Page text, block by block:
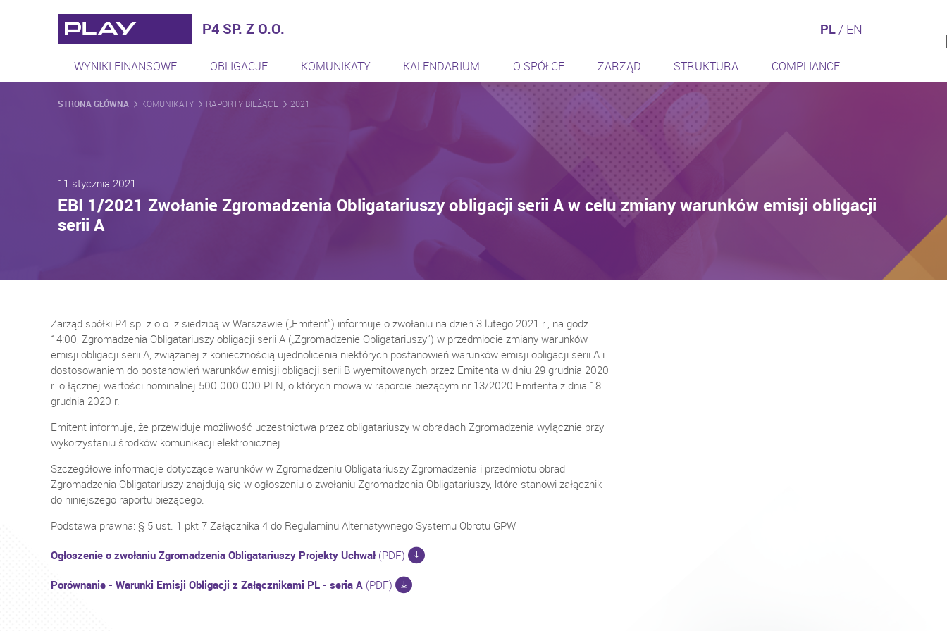
Play - Najszybciej rozwijająca się sieć
P4 SP. Z O.O. PL/ EN
WYNIKI FINANSOWE OBLIGACJE KOMUNIKATY KALENDARIUM O SPÓŁCE ZARZĄD STRUKTURA COMPLIANCE
STRONA GŁÓWNA KOMUNIKATY RAPORTY BIEŻĄCE 2021
11 stycznia 2021
EBI 1/2021 Zwołanie Zgromadzenia Obligatariuszy obligacji serii A w celu zmiany warunków emisji obligacji
serii A
Zarząd spółki P4 sp. z o.o. z siedzibą w Warszawie („Emitent”) informuje o zwołaniu na dzień 3 lutego 2021 r., na godz.
14:00, Zgromadzenia Obligatariuszy obligacji serii A („Zgromadzenie Obligatariuszy”) w przedmiocie zmiany warunków
emisji obligacji serii A, związanej z koniecznością ujednolicenia niektórych postanowień warunków emisji obligacji serii A i
dostosowaniem do postanowień warunków emisji obligacji serii B wyemitowanych przez Emitenta w dniu 29 grudnia 2020
r. o łącznej wartości nominalnej 500.000.000 PLN, o których mowa w raporcie bieżącym nr 13/2020 Emitenta z dnia 18
grudnia 2020 r.
Emitent informuje, że przewiduje możliwość uczestnictwa przez obligatariuszy w obradach Zgromadzenia wyłącznie przy
wykorzystaniu środków komunikacji elektronicznej.
Szczegółowe informacje dotyczące warunków w Zgromadzeniu Obligatariuszy Zgromadzenia i przedmiotu obrad
Zgromadzenia Obligatariuszy znajdują się w ogłoszeniu o zwołaniu Zgromadzenia Obligatariuszy, które stanowi załącznik
do niniejszego raportu bieżącego.
Podstawa prawna: § 5 ust. 1 pkt 7 Załącznika 4 do Regulaminu Alternatywnego Systemu Obrotu GPW
Ogłoszenie o zwołaniu Zgromadzenia Obligatariuszy Projekty Uchwał(PDF)
Porównanie - Warunki Emisji Obligacji z Załącznikami PL - seria A (PDF)